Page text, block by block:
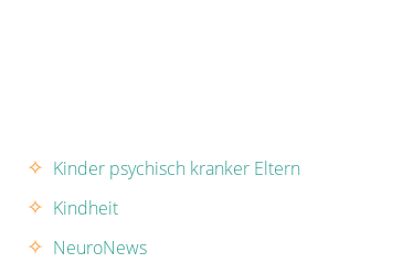
Kinder psychisch kranker Eltern
Kindheit
NeuroNews